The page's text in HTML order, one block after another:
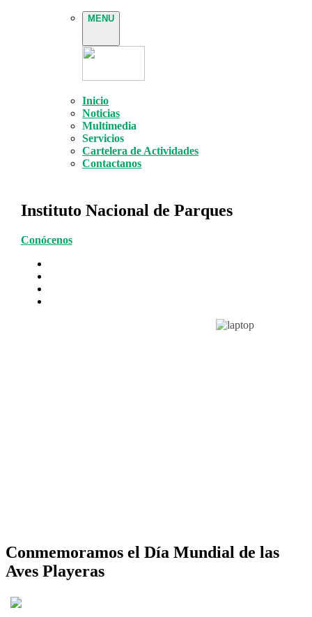
MENU
Inicio
Noticias
Multimedia
Servicios
Cartelera de Actividades
Contactanos
Instituto Nacional de Parques
Conócenos
Conmemoramos el Día Mundial de las
Aves Playeras